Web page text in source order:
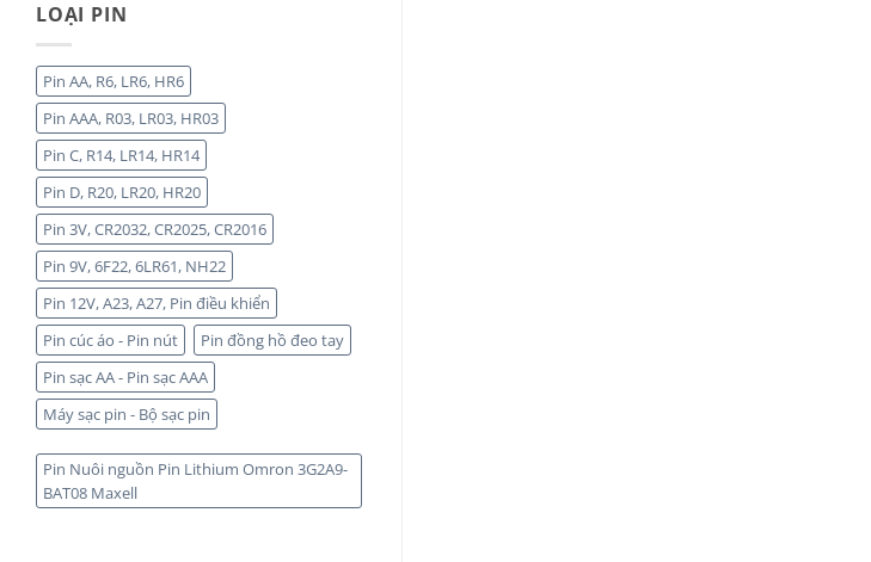
LOẠI PIN
Pin AA, R6, LR6, HR6
Pin AAA, R03, LR03, HR03
Pin C, R14, LR14, HR14
Pin D, R20, LR20, HR20
Pin 3V, CR2032, CR2025, CR2016
Pin 9V, 6F22, 6LR61, NH22
Pin 12V, A23, A27, Pin điều khiển
Pin cúc áo - Pin nút
Pin đồng hồ đeo tay
Pin sạc AA - Pin sạc AAA
Máy sạc pin - Bộ sạc pin
Pin Nuôi nguồn Pin Lithium Omron 3G2A9-
BAT08 Maxell